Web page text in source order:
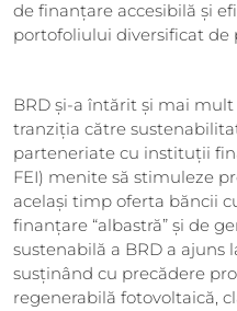
de finanțare accesibilă și
portofoliului diversificat de
BRD și-a întărit și mai
tranziția către
parteneriate cu instituții
FEI) menite să stimuleze
același timp oferta băncii
finanțare “albastră” și de
sustenabilă a BRD a ajuns
susținând cu precădere
regenerabilă fotovoltaică,